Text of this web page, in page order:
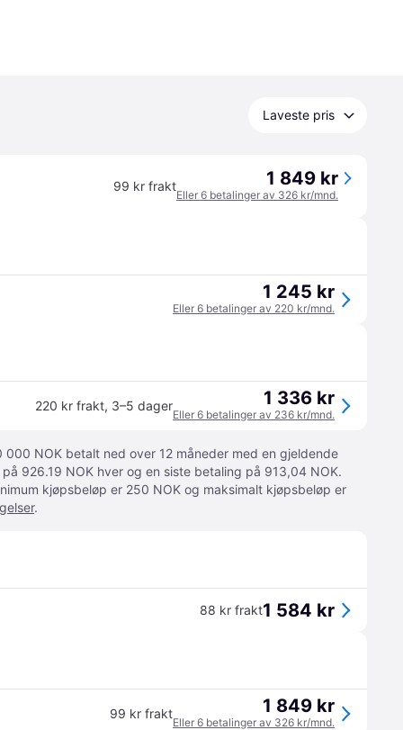
Laveste pris
99 kr frakt 1 849 kr
Eller 6 betalinger av 326 kr/mnd.
1 245 kr
Eller 6 betalinger av 220 kr/mnd.
220 kr frakt, 3–5 dager 1 336 kr
Eller 6 betalinger av 236 kr/mnd.
000 NOK betalt ned over 12 måneder med en gjeldende
926.19 NOK hver og en siste betaling på 913,04 NOK.
kjøpsbeløp er 250 NOK og maksimalt kjøpsbeløp er
.
88 kr frakt1 584 kr
99 kr frakt 1 849 kr
Eller 6 betalinger av 326 kr/mnd.